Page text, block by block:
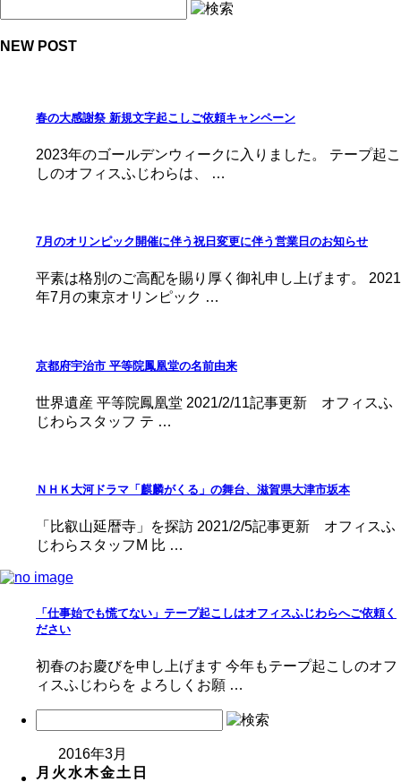
NEW POST
春の大感謝祭 新規文字起こしご依頼キャンペーン
2023年のゴールデンウィークに入りました。 テープ起こ
しのオフィスふじわらは、 …
7月のオリンピック開催に伴う祝日変更に伴う営業日のお知らせ
平素は格別のご高配を賜り厚く御礼申し上げます。 2021
年7月の東京オリンピック …
京都府宇治市 平等院鳳凰堂の名前由来
世界遺産 平等院鳳凰堂 2021/2/11記事更新 オフィスふ
じわらスタッフ テ …
ＮＨＫ大河ドラマ「麒麟がくる」の舞台、滋賀県大津市坂本
「比叡山延暦寺」を探訪 2021/2/5記事更新 オフィスふ
じわらスタッフM 比 …
「仕事始でも慌てない」テープ起こしはオフィスふじわらへご依頼く
ださい
初春のお慶びを申し上げます 今年もテープ起こしのオフ
ィスふじわらを よろしくお願 …
2016年3月
月 火水木金土 日